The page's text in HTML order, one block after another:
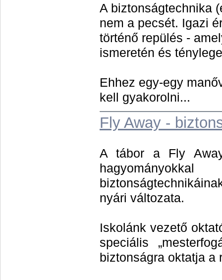
A biztonságtechnika
nem a pecsét. Igazi
történő repülés -
ismeretén és
Ehhez egy-egy
kell gyakorolni...
Fly Away -
A tábor a Fly
nyári változata.
Iskolánk vezető
speciális
biztonságra oktatja a